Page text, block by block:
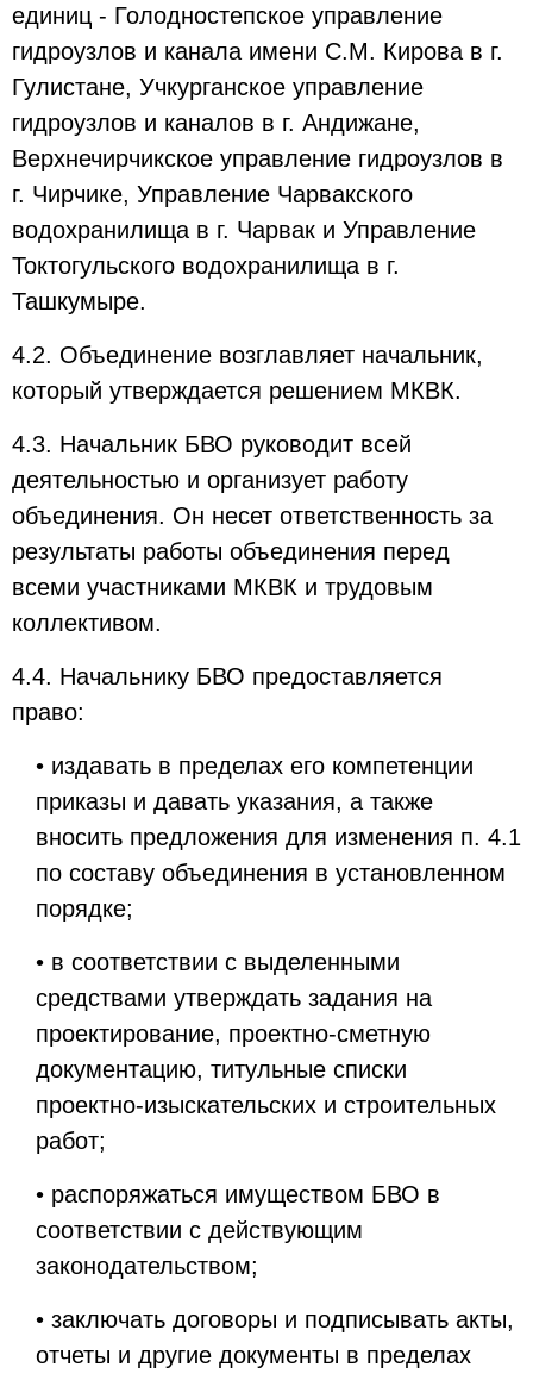
единиц - Голодностепское управление
гидроузлов и канала имени С.М. Кирова в г.
Гулистане, Учкурганское управление
гидроузлов и каналов в г. Андижане,
Верхнечирчикское управление гидроузлов в
г. Чирчике, Управление Чарвакского
водохранилища в г. Чарвак и Управление
Токтогульского водохранилища в г.
Ташкумыре.
4.2. Объединение возглавляет начальник,
который утверждается решением МКВК.
4.3. Начальник БВО руководит всей
деятельностью и организует работу
объединения. Он несет ответственность за
результаты работы объединения перед
всеми участниками МКВК и трудовым
коллективом.
4.4. Начальнику БВО предоставляется
право:
• издавать в пределах его компетенции
приказы и давать указания, а также
вносить предложения для изменения п. 4.1
по составу объединения в установленном
порядке;
• в соответствии с выделенными
средствами утверждать задания на
проектирование, проектно-сметную
документацию, титульные списки
проектно-изыскательских и строительных
работ;
• распоряжаться имуществом БВО в
соответствии с действующим
законодательством;
• заключать договоры и подписывать акты,
отчеты и другие документы в пределах